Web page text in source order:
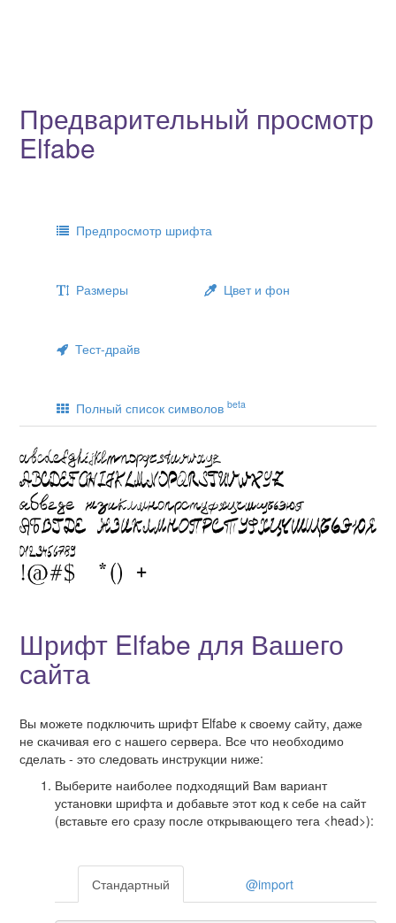
Предварительный просмотр
Elfabe
Предпросмотр шрифта
Размеры Цвет и фон
Тест-драйв
Полный список символов beta
Шрифт Elfabe для Вашего
сайта
Вы можете подключить шрифт Elfabe к своему сайту, даже
не скачивая его с нашего сервера. Все что необходимо
сделать - это следовать инструкции ниже:
Выберите наиболее подходящий Вам вариант
установки шрифта и добавьте этот код к себе на сайт
(вставьте его сразу после открывающего тега <head>):
Стандартный @import